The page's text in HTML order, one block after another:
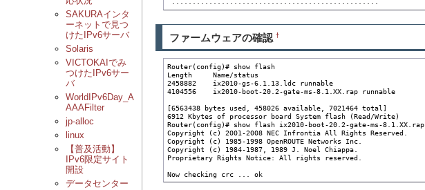
SAKURAインタ
ーネットで見つ
けたIPv6サーバ
Solaris
VICTOKAIでみ
つけたIPv6サー
バ
WorldIPv6Day_A
AAAFilter
jp-alloc
linux
【普及活動】
IPv6限定サイト
開設
データセンター
..................................................
ファームウェアの確認†
Router(config)# show flash
Length     Name/status
2458882    ix2010-gs-6.1.13.ldc runnable
4104556    ix2010-boot-20.2-gate-ms-8.1.XX.rap runnable
[6563438 bytes used, 458026 available, 7021464 total]
6912 Kbytes of processor board System flash (Read/Write)
Router(config)# show flash ix2010-boot-20.2-gate-ms-8.1.XX.rap
Copyright (c) 2001-2008 NEC Infrontia All Rights Reserved.
Copyright (c) 1985-1998 OpenROUTE Networks Inc.
Copyright (c) 1984-1987, 1989 J. Noel Chiappa.
Proprietary Rights Notice: All rights reserved.
Now checking crc ... ok